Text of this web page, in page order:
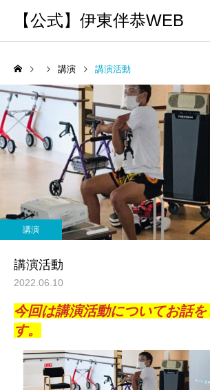
【公式】伊東伴恭WEB
トレーナーとして
出張 講演 セミナー
パーソナルトレーニ
ング
キックボクシングで本当に
痩せますか？｜元日本王者
で答えます
講演 講演活動
講演
講演活動
2022.06.10
今回は講演活動についてお話
す。